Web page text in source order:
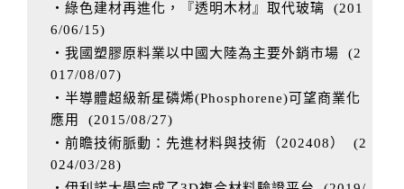
‧綠色建材再進化，『透明木材』取代玻璃 (201
6/06/15)
‧我國塑膠原料業以中國大陸為主要外銷市場 (2
017/08/07)
‧半導體超級新星磷烯(Phosphorene)可望商業化
應用
(2015/08/27)
‧前瞻技術脈動：先進材料與技術（202408）
(2
024/03/28)